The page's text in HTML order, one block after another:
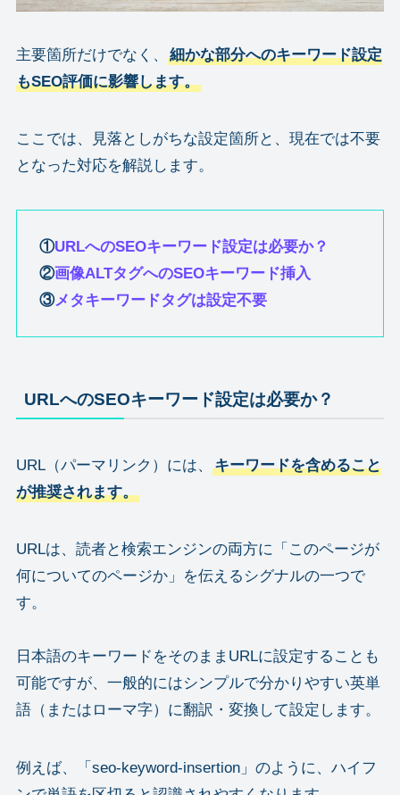
主要箇所だけでなく、
細かな部分へのキーワード設定
もSEO評価に影響します。
ここでは、見落としがちな設定箇所と、現在では不要
となった対応を解説します。
①URLへのSEOキーワード設定は必要か？
②画像ALTタグへのSEOキーワード挿入
③メタキーワードタグは設定不要
URLへのSEOキーワード設定は必要か？
URL（パーマリンク）には、
キーワードを含めること
が推奨されます。
URLは、読者と検索エンジンの両方に「このページが
何についてのページか」を伝えるシグナルの一つで
す。
日本語のキーワードをそのままURLに設定することも
可能ですが、一般的にはシンプルで分かりやすい英単
語（またはローマ字）に翻訳・変換して設定します。
例えば、「seo-keyword-insertion」のように、ハイフ